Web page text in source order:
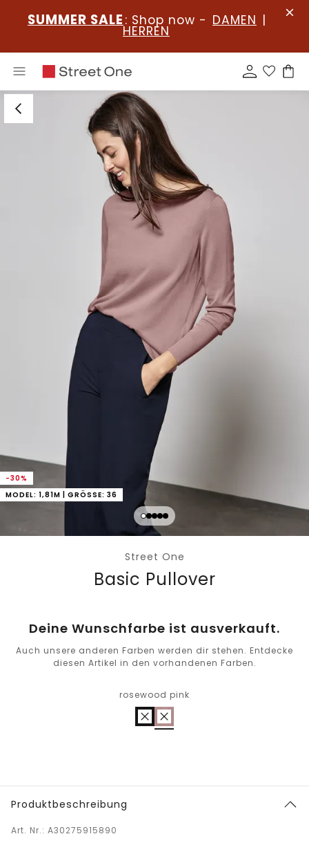
SUMMER SALE : Shop now - DAMEN |
HERREN
-30%
MODEL: 1,81M | GRÖSSE: 36
Street One
Basic Pullover
Deine Wunschfarbe ist ausverkauft.
Auch unsere anderen Farben werden dir stehen. Entdecke
diesen Artikel in den vorhandenen Farben.
rosewood pink
Produktbeschreibung
Art. Nr.: A30275915890